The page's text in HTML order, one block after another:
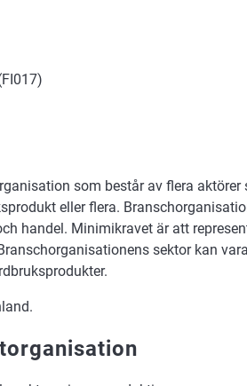
som består av flera aktörer
eller flera.
handel. Minimikravet är att
sektor kan vara